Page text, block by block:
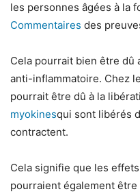
les personnes âgées à la
Commentaires des
Cela pourrait bien être dû
anti-inflammatoire. Chez
pourrait être dû à la
myokinesqui sont libérés
contractent.
Cela signifie que les
pourraient également être